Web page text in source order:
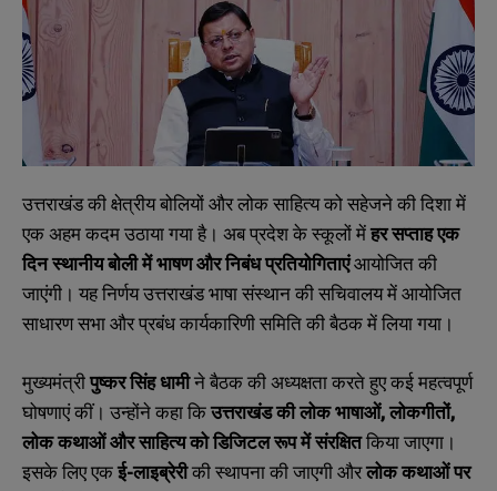
उत्तराखंड की क्षेत्रीय बोलियों और लोक साहित्य को सहेजने की दिशा में
एक अहम कदम उठाया गया है। अब प्रदेश के स्कूलों मेंहर सप्ताह एक
दिन स्थानीय बोली में भाषण और निबंध प्रतियोगिताएंआयोजित की
जाएंगी। यह निर्णय उत्तराखंड भाषा संस्थान की सचिवालय में आयोजित
साधारण सभा और प्रबंध कार्यकारिणी समिति की बैठक में लिया गया।
मुख्यमंत्रीपुष्कर सिंह धामीने बैठक की अध्यक्षता करते हुए कई महत्वपूर्ण
घोषणाएं कीं। उन्होंने कहा किउत्तराखंड की लोक भाषाओं,लोकगीतों,
लोक कथाओं और साहित्य को डिजिटल रूप में संरक्षितकिया जाएगा।
इसके लिए एकई-लाइब्रेरीकी स्थापना की जाएगी औरलोक कथाओं पर